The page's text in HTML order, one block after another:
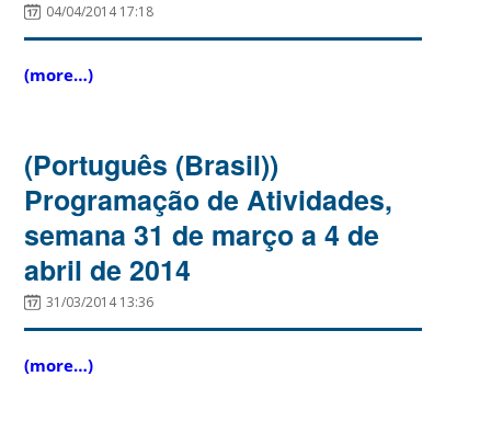
04/04/2014 17:18
(more…)
(Português (Brasil))
Programação de Atividades,
semana 31 de março a 4 de
abril de 2014
31/03/2014 13:36
(more…)